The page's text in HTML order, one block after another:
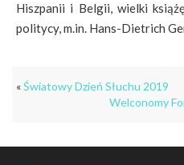
Hiszpanii i Belgii, wielki
politycy, m.in. Hans-Dietrich
«Światowy Dzień Słuchu 2019
Welconomy